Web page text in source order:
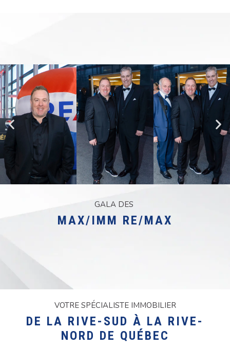
GALA DES
MAX/IMM RE/MAX
VOTRE SPÉCIALISTE IMMOBILIER
DE LA RIVE-SUD À LA RIVE-
NORD DE QUÉBEC